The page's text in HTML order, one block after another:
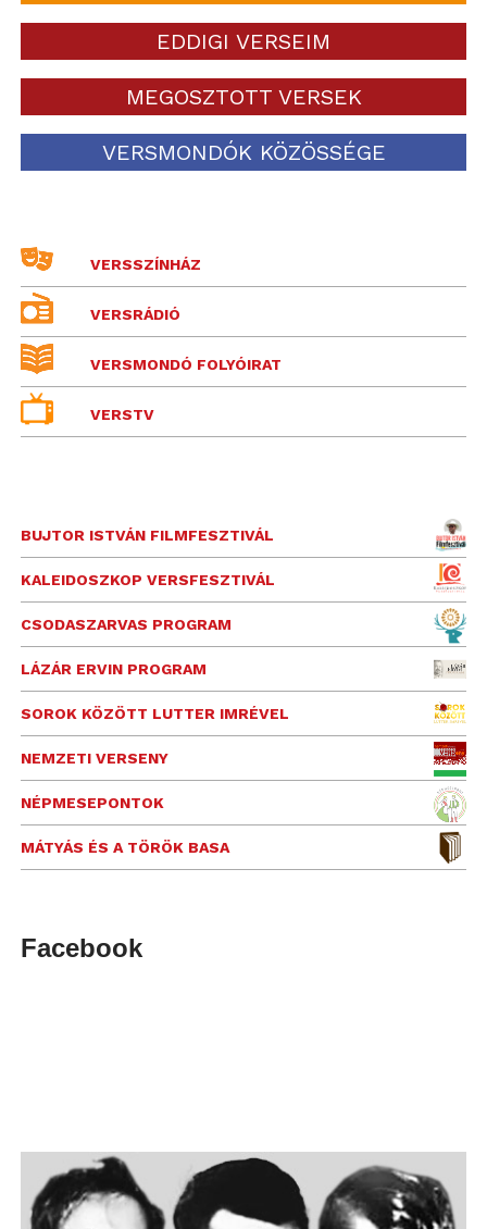
EDDIGI VERSEIM
MEGOSZTOTT VERSEK
VERSMONDÓK KÖZÖSSÉGE
VERSSZÍNHÁZ
VERSRÁDIÓ
VERSMONDÓ FOLYÓIRAT
VERSTV
BUJTOR ISTVÁN FILMFESZTIVÁL
KALEIDOSZKOP VERSFESZTIVÁL
CSODASZARVAS PROGRAM
LÁZÁR ERVIN PROGRAM
SOROK KÖZÖTT LUTTER IMRÉVEL
NEMZETI VERSENY
NÉPMESEPONTOK
MÁTYÁS ÉS A TÖRÖK BASA
Facebook